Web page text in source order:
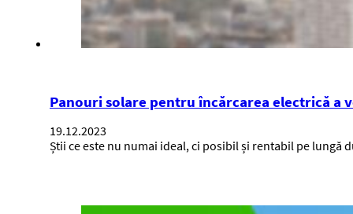
Panouri solare pentru încărcarea electrică a
19.12.2023
Știi ce este nu numai ideal, ci posibil și rentabil pe lungă